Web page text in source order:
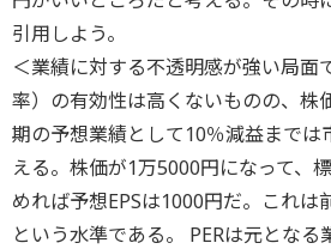
引用しよう。
＜業績に対する不透明感が強い局面
率）の有効性は高くないものの、株
期の予想業績として10％減益までは
える。株価が1万5000円になって、
めれば予想EPSは1000円だ。これは
という水準である。 PERは元となる